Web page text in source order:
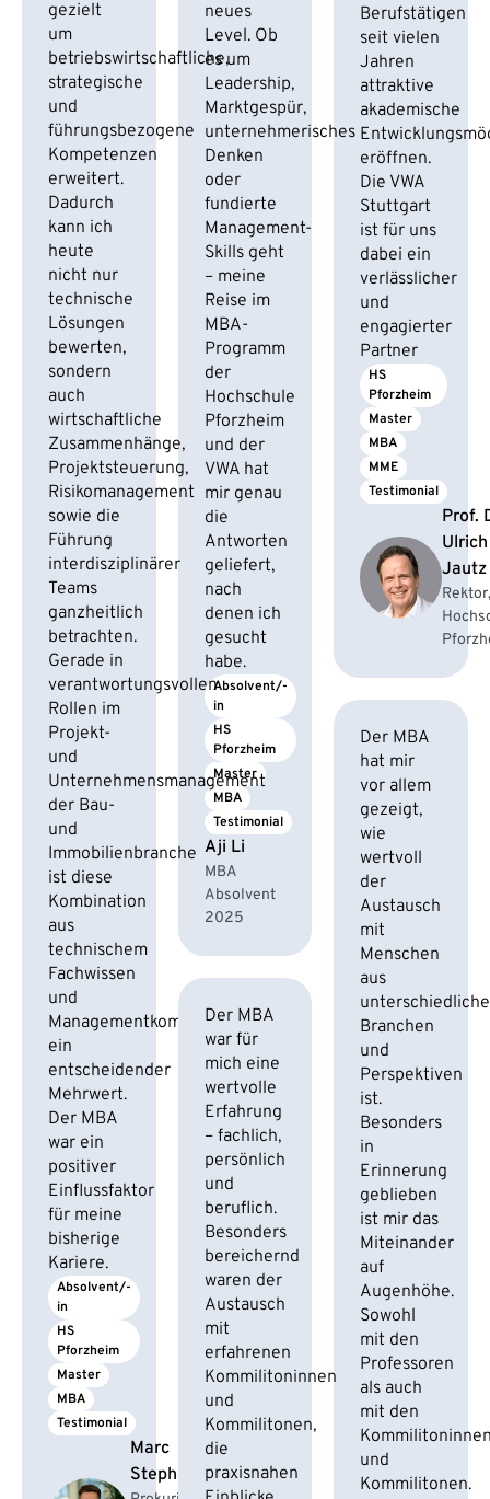
Berufstätigen
seit vielen
Jahren
attraktive
akademische
eröffnen.
Die VWA
Stuttgart
ist für uns
dabei ein
verlässlicher
und
engagierter
Partner
HS
Pforzheim
Master
MBA
MME
Testimonial
Prof.
Ulrich
Jautz
Rektor,
neues
Level. Ob
es um
Leadership,
Marktgespür,
unternehmerisches
Denken
oder
fundierte
Management-
Skills geht
– meine
Reise im
MBA-
Programm
der
Hochschule
Pforzheim
und der
VWA hat
mir genau
die
Antworten
geliefert,
nach
denen ich
gesucht
habe.
Absolvent/-
in
HS
Pforzheim
Master
MBA
Testimonial
Aji Li
MBA
Absolvent
2025
gezielt
um
betriebswirtschaftliche,
strategische
und
führungsbezogene
Kompetenzen
erweitert.
Dadurch
kann ich
heute
nicht nur
technische
Lösungen
bewerten,
sondern
auch
wirtschaftliche
Zusammenhänge,
Projektsteuerung,
Risikomanagement
sowie die
Führung
interdisziplinärer
Teams
ganzheitlich
betrachten.
Gerade in
verantwortungsvollen
Rollen im
Projekt-
und
Unternehmensmanagement
der Bau-
und
Immobilienbranche
ist diese
Kombination
aus
technischem
Fachwissen
und
Managementkompetenz
ein
entscheidender
Mehrwert.
Der MBA
war ein
positiver
Einflussfaktor
für meine
bisherige
Kariere.
Absolvent/-
in
HS
Pforzheim
Master
MBA
Testimonial
Marc
Stephan
Der MBA
hat mir
vor allem
gezeigt,
wie
wertvoll
der
Austausch
mit
Menschen
aus
Branchen
und
Perspektiven
ist.
Besonders
in
Erinnerung
geblieben
ist mir das
Miteinander
auf
Augenhöhe.
Sowohl
mit den
Professoren
als auch
mit den
und
Kommilitonen.
Der MBA
war für
mich eine
wertvolle
Erfahrung
– fachlich,
persönlich
und
beruflich.
Besonders
bereichernd
waren der
Austausch
mit
erfahrenen
Kommilitoninnen
und
Kommilitonen,
die
praxisnahen